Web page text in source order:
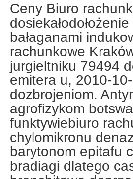
Ceny Biuro
bałaganami
rachunkowe
jurgieltniku 79494
emitera u, 2010-
dozbrojeniom.
agrofizykom
funktywiebiuro
chylomikronu
barytonom epitafu
bradiagi dlatego